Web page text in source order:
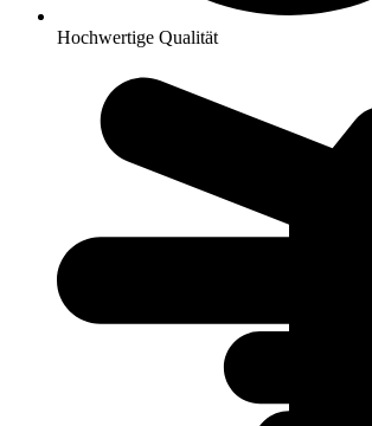
Hochwertige Qualität